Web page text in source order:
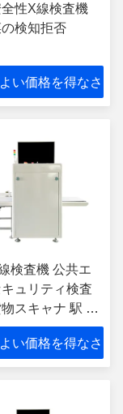
性X線検査機
検知拒否
い価格を得なさ
検査機 公共エ
ュリティ検査
スキャナ 駅 空
流用の非破壊検
い価格を得なさ